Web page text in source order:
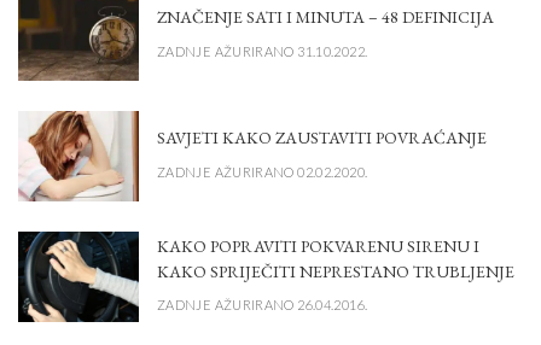
ZNAČENJE SATI I MINUTA – 48 DEFINICIJA
ZADNJE AŽURIRANO 31.10.2022.
SAVJETI KAKO ZAUSTAVITI POVRAĆANJE
ZADNJE AŽURIRANO 02.02.2020.
KAKO POPRAVITI POKVARENU SIRENU I
KAKO SPRIJEČITI NEPRESTANO TRUBLJENJE
ZADNJE AŽURIRANO 26.04.2016.